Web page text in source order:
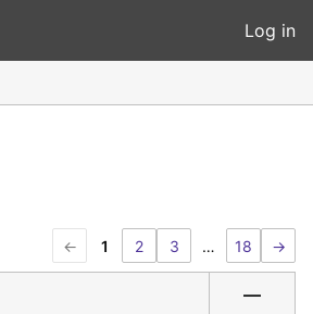
Log in
← 1 2 3 … 18 →
—